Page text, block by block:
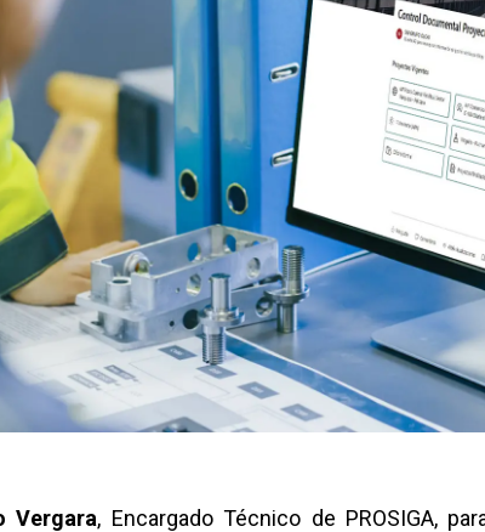
Vergara, Encargado Técnico de PROSIGA,